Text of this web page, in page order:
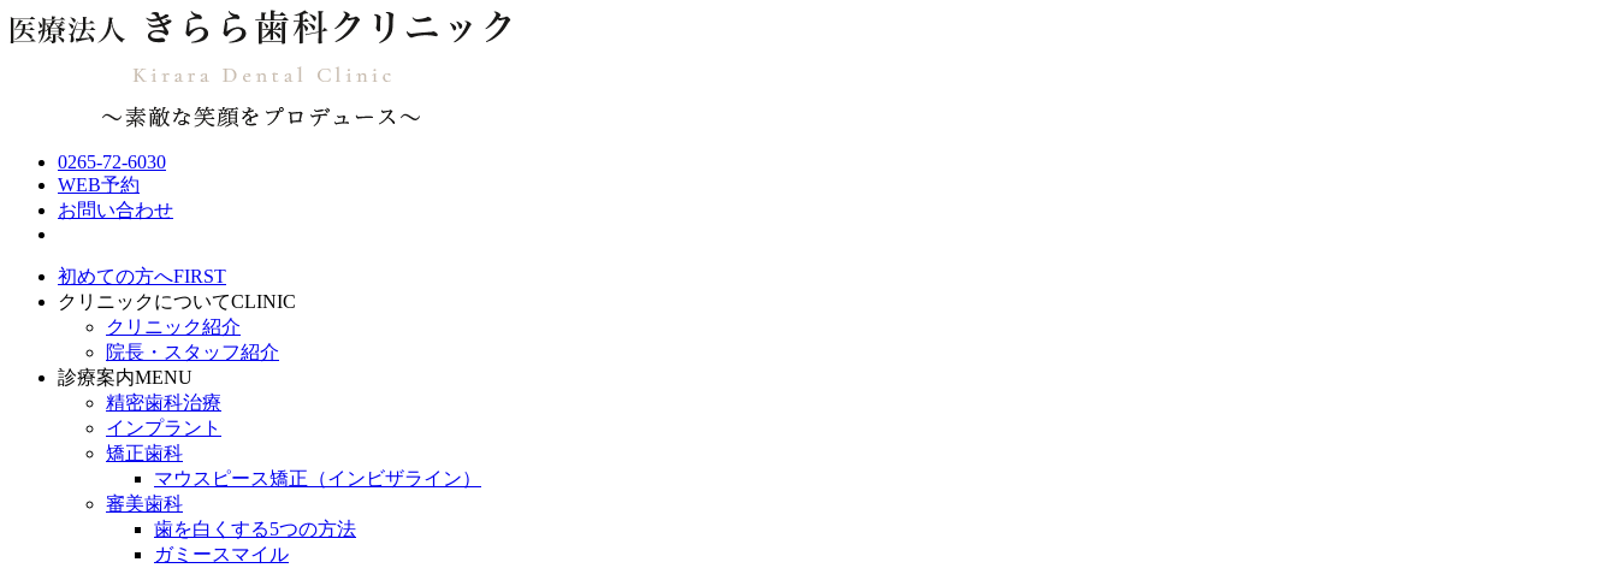
0265-72-6030
WEB予約
お問い合わせ
初めての方へFIRST
クリニックについてCLINIC
クリニック紹介
院長・スタッフ紹介
診療案内MENU
精密歯科治療
インプラント
矯正歯科
マウスピース矯正（インビザライン）
審美歯科
歯を白くする5つの方法
ガミースマイル